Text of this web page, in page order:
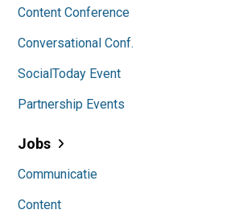
Content Conference
Conversational Conf.
SocialToday Event
Partnership Events
Jobs
Communicatie
Content